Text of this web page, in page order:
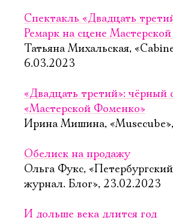
Спектакль «Двадцать
Ремарк на сцене
Татьяна Михальская,
6.03.2023
«Двадцать третий»: чёрный
«Мастерской Фоменко»
Ирина Мишина,
Обелиск на продажу
Ольга Фукс,
журнал. Блог», 23.02.2023
И дольше века длится год